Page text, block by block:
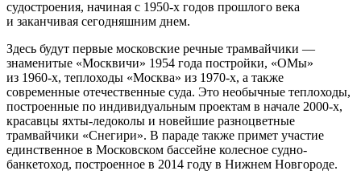
судостроения, начиная с 1950-х годов прошлого века
и заканчивая сегодняшним днем.
Здесь будут первые московские речные трамвайчики —
знаменитые «Москвичи» 1954 года постройки, «ОМы»
из 1960-х, теплоходы «Москва» из 1970-х, а также
современные отечественные суда. Это необычные теплоходы,
построенные по индивидуальным проектам в начале 2000-х,
красавцы яхты-ледоколы и новейшие разноцветные
трамвайчики «Снегири». В параде также примет участие
единственное в Московском бассейне колесное судно-
банкетоход, построенное в 2014 году в Нижнем Новгороде.